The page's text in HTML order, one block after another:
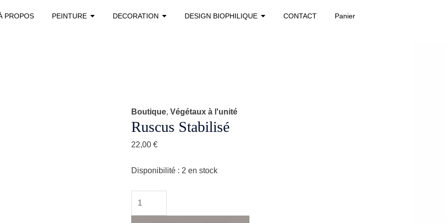
PROPOS PEINTURE DECORATION DESIGN BIOPHILIQUE CONTACT Panier
Boutique,Végétaux à l'unité
Ruscus Stabilisé
22,00€
Disponibilité : 2 en stock
de